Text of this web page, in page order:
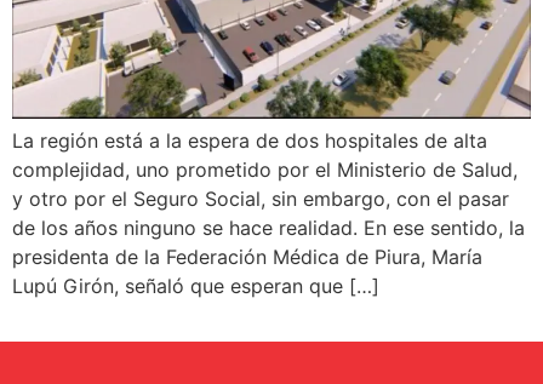
La región está a la espera de dos hospitales de alta
complejidad, uno prometido por el Ministerio de Salud,
y otro por el Seguro Social, sin embargo, con el pasar
de los años ninguno se hace realidad. En ese sentido, la
presidenta de la Federación Médica de Piura, María
Lupú Girón, señaló que esperan que […]